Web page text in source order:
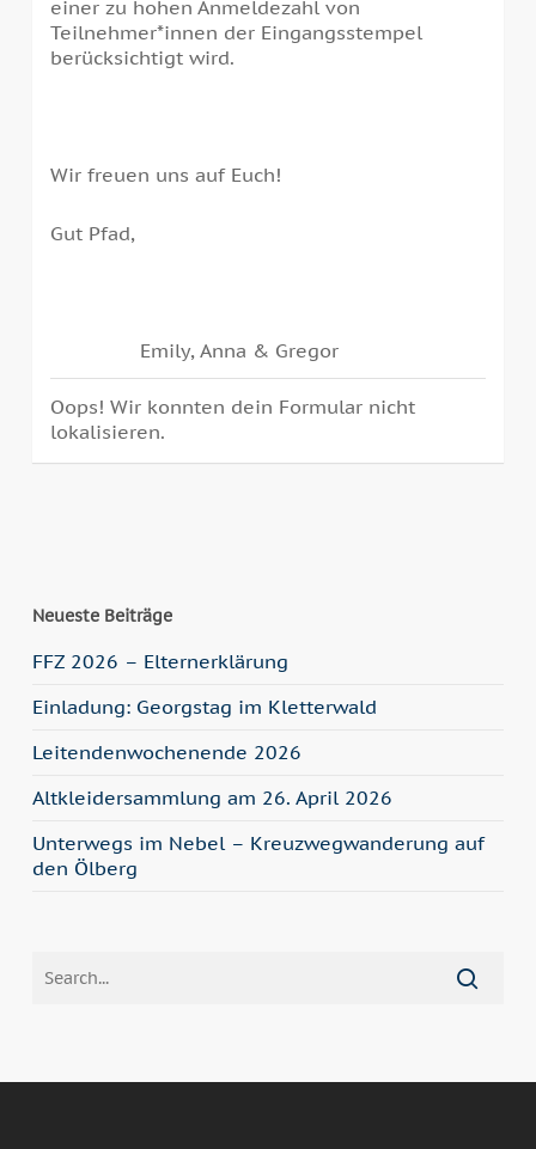
einer zu hohen Anmeldezahl von
Teilnehmer*innen der Eingangsstempel
berücksichtigt wird.
Wir freuen uns auf Euch!
Gut Pfad,
Emily, Anna & Gregor
Oops! Wir konnten dein Formular nicht
lokalisieren.
Neueste Beiträge
FFZ 2026 – Elternerklärung
Einladung: Georgstag im Kletterwald
Leitendenwochenende 2026
Altkleidersammlung am 26. April 2026
Unterwegs im Nebel – Kreuzwegwanderung auf
den Ölberg